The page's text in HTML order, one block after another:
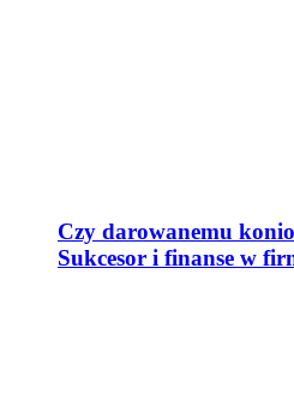
Czy darowanemu
Sukcesor i finanse w